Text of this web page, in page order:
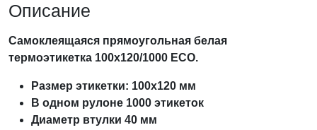
Описание
Самоклеящаяся прямоугольная белая
термоэтикетка 100х120/1000 ECO.
Размер этикетки: 100х120 мм
В одном рулоне 1000 этикеток
Диаметр втулки 40 мм